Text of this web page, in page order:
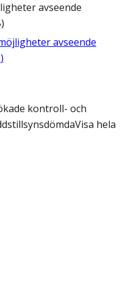
avseende
)
avseende
)
kontroll- och
Visa hela